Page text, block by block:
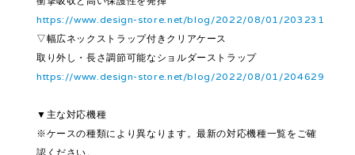
https://www.design-store.net/blog/2022/08/01/203231
▽幅広ネックストラップ付きクリアケース
取り外し・長さ調節可能なショルダーストラップ
https://www.design-store.net/blog/2022/08/01/204629
▼主な対応機種
※ケースの種類により異なります。最新の対応機種一覧をご確
認ください。